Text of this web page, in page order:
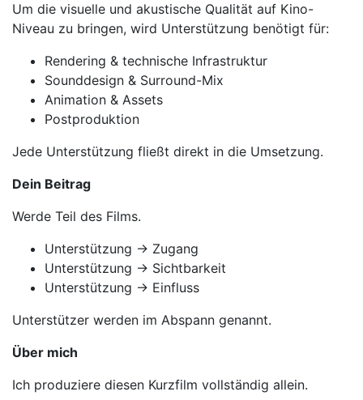
Um die visuelle und akustische Qualität auf Kino-
Niveau zu bringen, wird Unterstützung benötigt für:
Rendering & technische Infrastruktur
Sounddesign & Surround-Mix
Animation & Assets
Postproduktion
Jede Unterstützung fließt direkt in die Umsetzung.
Dein Beitrag
Werde Teil des Films.
Unterstützung → Zugang
Unterstützung → Sichtbarkeit
Unterstützung → Einfluss
Unterstützer werden im Abspann genannt.
Über mich
Ich produziere diesen Kurzfilm vollständig allein.